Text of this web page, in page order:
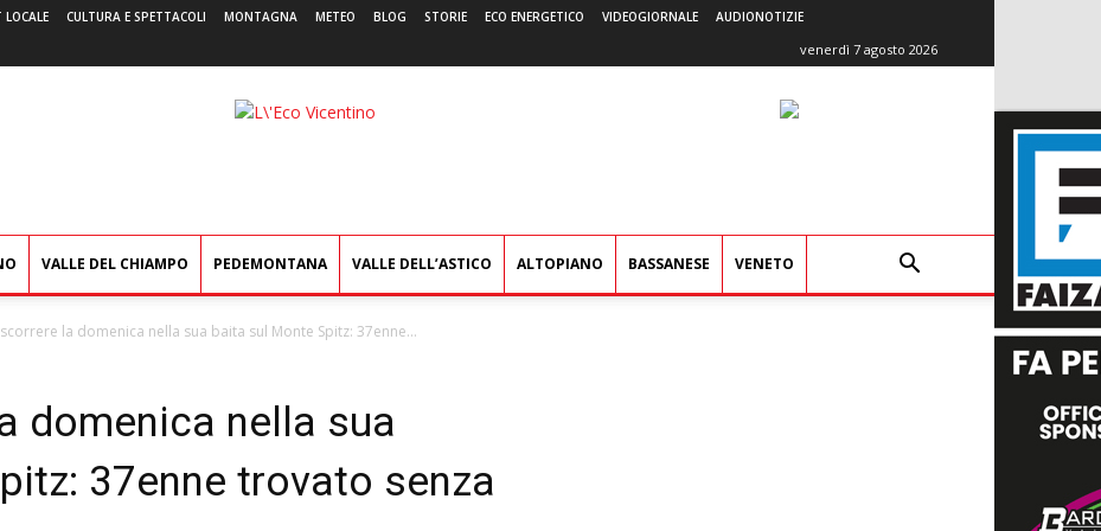
LOCALE CULTURA E SPETTACOLI MONTAGNA METEO BLOG STORIE ECO ENERGETICO VIDEOGIORNALE AUDIONOTIZIE
venerdì 7 agosto 2026
L'Eco
VALLE DEL CHIAMPO PEDEMONTANA VALLE DELL’ASTICO ALTOPIANO BASSANESE VENETO
la domenica nella sua baita sul Monte Spitz: 37enne...
domenica nella sua
37enne trovato senza